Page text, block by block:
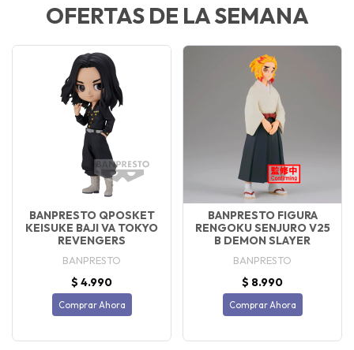
OFERTAS DE LA SEMANA
BANPRESTO QPOSKET
KEISUKE BAJI VA TOKYO
REVENGERS
BANPRESTO
$ 4.990
Comprar Ahora
BANPRESTO FIGURA
RENGOKU SENJURO V25
B DEMON SLAYER
BANPRESTO
$ 8.990
Comprar Ahora